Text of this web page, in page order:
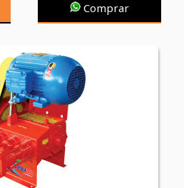
Comprar